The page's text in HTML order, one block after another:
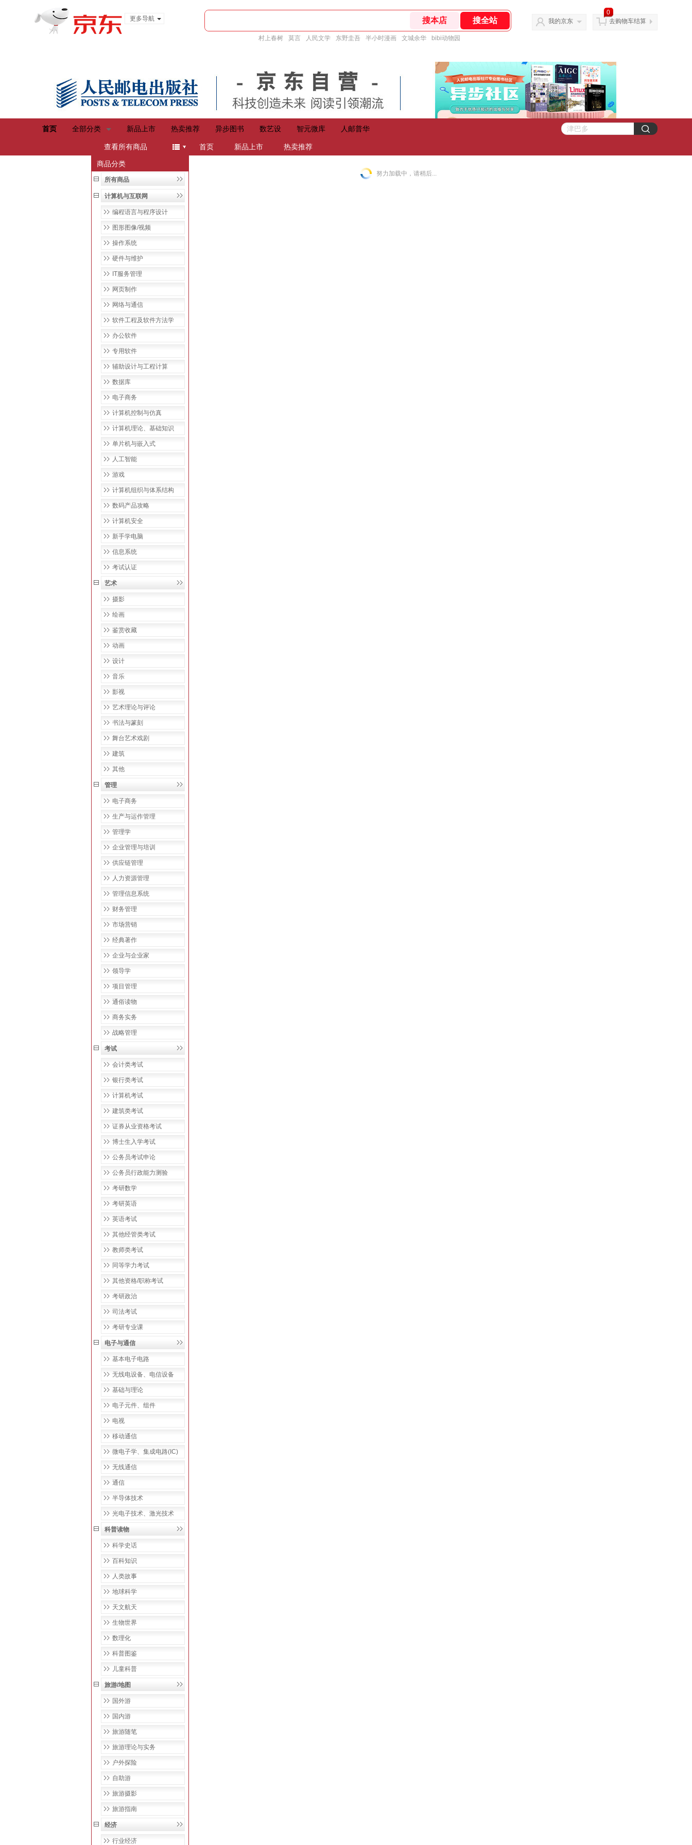
更多导航
村上春树 莫言 人民文学 东野圭吾 半小时漫画 文城余华 bibi动物园
我的京东
0
去购物车结算
首页 全部分类 新品上市 热卖推荐 异步图书 数艺设 智元微库 人邮普华
查看所有商品
menu 首页 新品上市 热卖推荐
商品分类
所有商品
计算机与互联网
编程语言与程序设计
图形图像/视频
操作系统
硬件与维护
IT服务管理
网页制作
网络与通信
软件工程及软件方法学
办公软件
专用软件
辅助设计与工程计算
数据库
电子商务
计算机控制与仿真
计算机理论、基础知识
单片机与嵌入式
人工智能
游戏
计算机组织与体系结构
数码产品攻略
计算机安全
新手学电脑
信息系统
考试认证
艺术
摄影
绘画
鉴赏收藏
动画
设计
音乐
影视
艺术理论与评论
书法与篆刻
舞台艺术戏剧
建筑
其他
管理
电子商务
生产与运作管理
管理学
企业管理与培训
供应链管理
人力资源管理
管理信息系统
财务管理
市场营销
经典著作
企业与企业家
领导学
项目管理
通俗读物
商务实务
战略管理
考试
会计类考试
银行类考试
计算机考试
建筑类考试
证券从业资格考试
博士生入学考试
公务员考试申论
公务员行政能力测验
考研数学
考研英语
英语考试
其他经管类考试
教师类考试
同等学力考试
其他资格/职称考试
考研政治
司法考试
考研专业课
电子与通信
基本电子电路
无线电设备、电信设备
基础与理论
电子元件、组件
电视
移动通信
微电子学、集成电路(IC)
无线通信
通信
半导体技术
光电子技术、激光技术
科普读物
科学史话
百科知识
人类故事
地球科学
天文航天
生物世界
数理化
科普图鉴
儿童科普
旅游/地图
国外游
国内游
旅游随笔
旅游理论与实务
户外探险
自助游
旅游摄影
旅游指南
经济
行业经济
努力加载中，请稍后...